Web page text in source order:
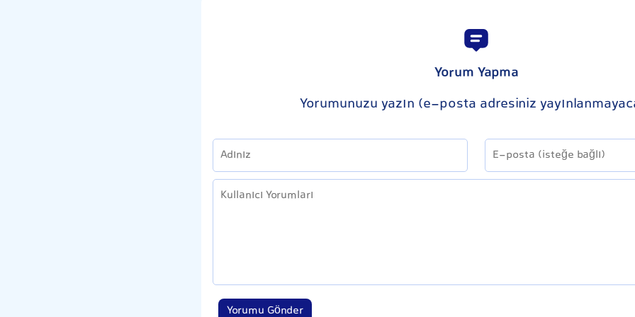
Yorum Yapma
Yorumunuzu yazın (e-posta adresiniz
Yorumu Gönder